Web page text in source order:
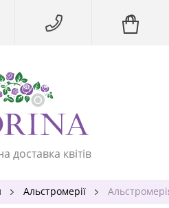
доставка квітів
Альстромерії